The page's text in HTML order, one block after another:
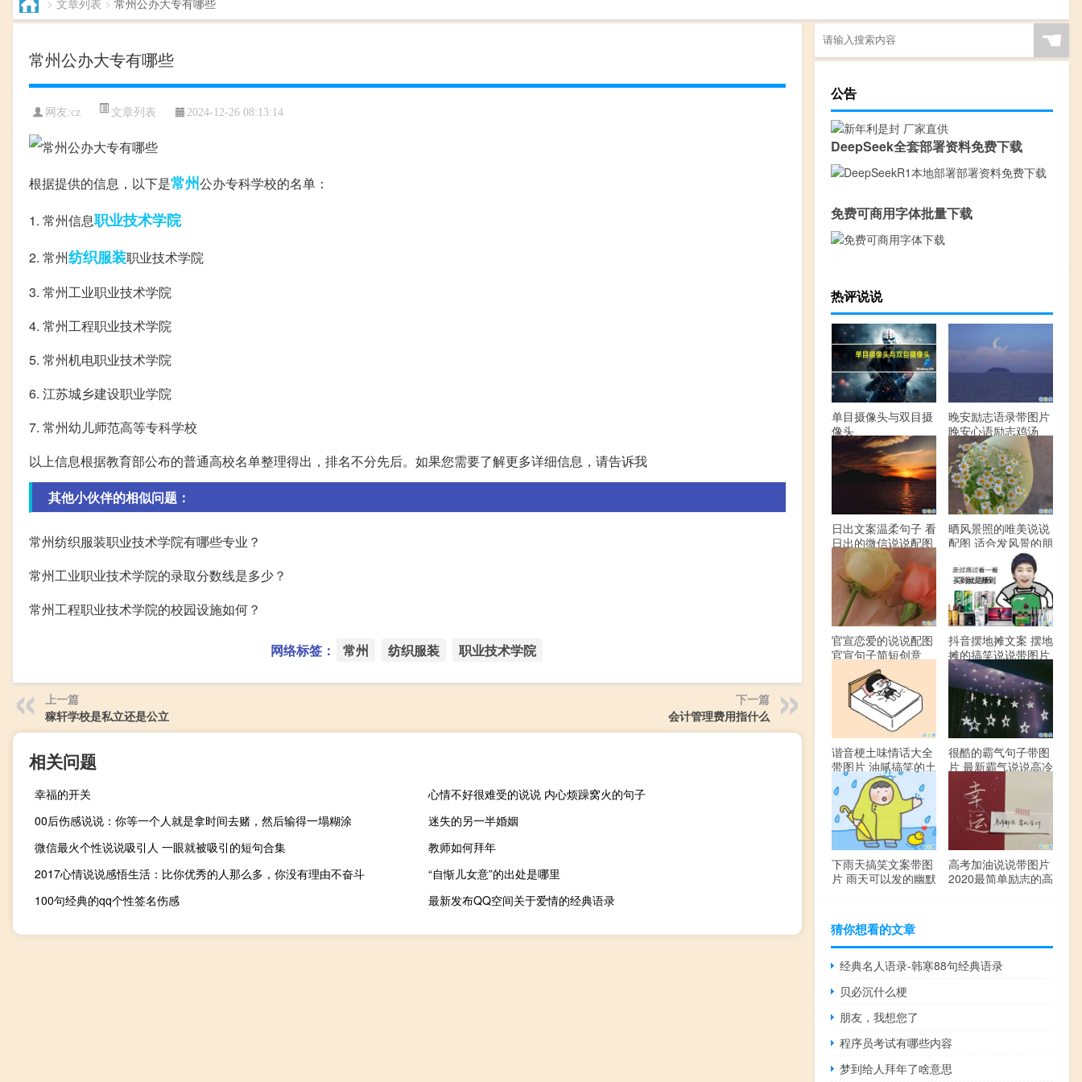
常州公办大专有哪些
网友:cz 文章列表 2024-12-26 08:13:14
根据提供的信息，以下是常州公办专科学校的名单：
1. 常州信息职业技术学院
2. 常州纺织服装职业技术学院
3. 常州工业职业技术学院
4. 常州工程职业技术学院
5. 常州机电职业技术学院
6. 江苏城乡建设职业学院
7. 常州幼儿师范高等专科学校
以上信息根据教育部公布的普通高校名单整理得出，排名不分先后。如果您需要了解更多详细信息，请告诉我
其他小伙伴的相似问题：
常州纺织服装职业技术学院有哪些专业？
常州工业职业技术学院的录取分数线是多少？
常州工程职业技术学院的校园设施如何？
网络标签： 常州 纺织服装 职业技术学院
上一篇
稼轩学校是私立还是公立
下一篇
会计管理费用指什么
相关问题
幸福的开关
心情不好很难受的说说 内心烦躁窝火的句子
00后伤感说说：你等一个人就是拿时间去赌，然后输得一塌糊涂
迷失的另一半婚姻
微信最火个性说说吸引人 一眼就被吸引的短句合集
教师如何拜年
2017心情说说感悟生活：比你优秀的人那么多，你没有理由不奋斗
“自惭儿女意”的出处是哪里
100句经典的qq个性签名伤感
最新发布QQ空间关于爱情的经典语录
☚
公告
DeepSeek全套部署资料免费下载
免费可商用字体批量下载
热评说说
单目摄像头与双目摄
像头
晚安励志语录带图片
晚安心语励志鸡汤
日出文案温柔句子 看
日出的微信说说配图
晒风景照的唯美说说
配图 适合发风景的朋
官宣恋爱的说说配图
官宣句子简短创意
抖音摆地摊文案 摆地
摊的搞笑说说带图片
谐音梗土味情话大全
带图片 油腻搞笑的土
味情话
很酷的霸气句子带图
片 最新霸气说说高冷
下雨天搞笑文案带图
片 雨天可以发的幽默
高考加油说说带图片
2020最简单励志的高
猜你想看的文章
经典名人语录-韩寒88句经典语录
贝必沉什么梗
朋友，我想您了
程序员考试有哪些内容
梦到给人拜年了啥意思